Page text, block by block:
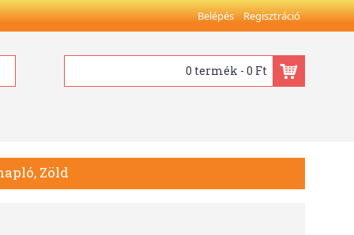
Belépés Regisztráció
0 termék - 0 Ft
Zöld